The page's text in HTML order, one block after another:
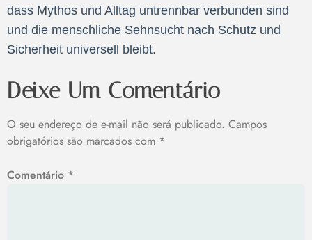
dass Mythos und Alltag untrennbar verbunden sind
und die menschliche Sehnsucht nach Schutz und
Sicherheit universell bleibt.
Deixe Um Comentário
O seu endereço de e-mail não será publicado. Campos
obrigatórios são marcados com *
Comentário *